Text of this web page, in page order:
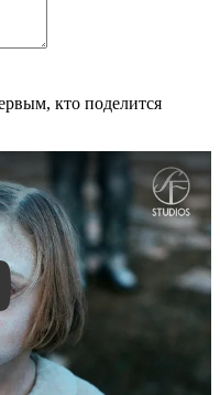
кто поделится
трейлер